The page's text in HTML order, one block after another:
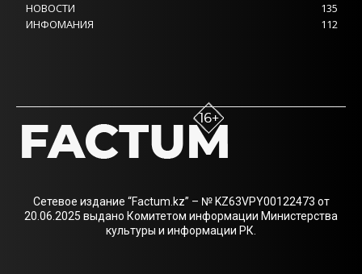
НОВОСТИ
135
ИНФОМАНИЯ
112
Сетевое издание “Factum.kz” – № KZ63VPY00122473 от
20.06.2025 выдано Комитетом информации Министерства
культуры и информации РК.